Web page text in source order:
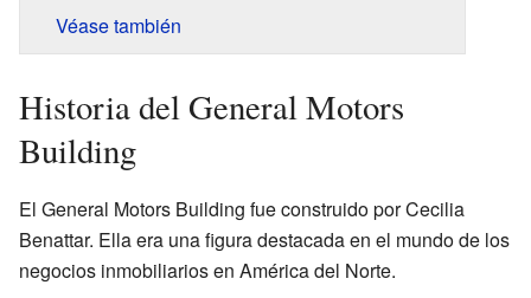
Véase también
Historia del General Motors
Building
El General Motors Building fue construido por Cecilia
Benattar. Ella era una figura destacada en el mundo de los
negocios inmobiliarios en América del Norte.